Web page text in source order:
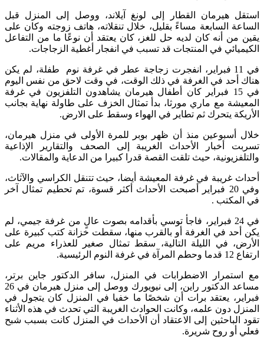
استقل هيرمان القطار إلى لونغ آيلاند، ووصل إلى المنزل قبل
الساعة السابعة مساءً بقليل، خلال تنقلاته، هاتف زوجته وكان على
يقين من أنه كان لديه حل للغز، كان يعتقد أن نوعًا ما من التفاعل
الكيميائي في المنتجات قد تسبب في انفجار أغطية الزجاجات.
في 11 فبراير، انفجرت زجاجة عطر في غرفة نوم طفلة، لم يكن
هناك أحد في الغرفة في ذلك الوقت، في وقت لاحق من نفس اليوم
في 15 فبراير كان أطفال هيرمان يشاهدون التلفزيون في غرفة
المعيشة مع ماري مورثا، بدأ تمثال الخزف على طاولة نهاية بجانب
الأريكة يتحرك ثم تطاير في الهواء وسقط على الارض.
خلال أسبوعين منذ أن ظهر بوبر للمرة الأولى في منزل هيرمان،
تسربت أخبار الأحداث الغريبة إلى الصحف والتقارير الإذاعية
والتلفزيونية، حيث تلقت القصة قدرا كبيرا من الدعاية والمقالات.
أحداث غريبة في غرفة المعيشة أيضا، حيث تتنقل الكراسي والآثاث،
وفي 20 فبراير أصبحت الأحداث أكثر قسوة، تم تحطيم تمثال آخر
في المكتب .
في 24 فبراير، فاجأ توسي بأقدامه بصوت عالٍ من غرفة جيمي، لم
يكن أحد في الغرفة أو بالقرب منها، سقطت خزانة كتب كبيرة على
الأرض، في الليلة التالية، سقط تمثال صغير للعذراء مريم على
ارتفاع 12 قدما وحطم المرآة في غرفة النوم الرئيسية.
مع استمرار الاضطرابات في المنزل، سافر الدكتور جاين برتر،
مساعد الدكتور راين، إلى نيويورك ووصل إلى منزل هيرمان في 26
فبراير، يعتقد برات أن شخصًا ما خفيا في المنزل كان يتجول في
المنزل دون علمه، وكانت الحوادث الغريبة التي تحدث في هذه الأثناء
تقود الباحثين إلى الاعتقاد أن الأحداث في المنزل كانت بسبب شبح
فعلي أو روح شريرة.